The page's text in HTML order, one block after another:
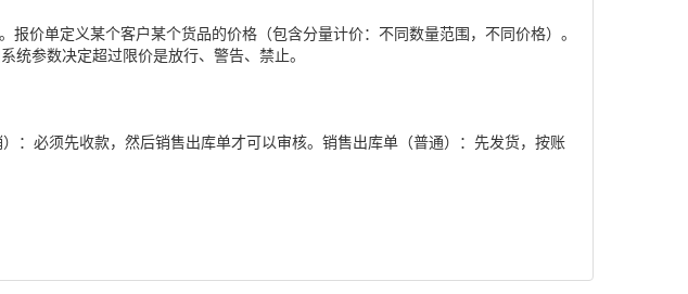
价单定义某个客户某个货品的价格（包含分量计价：不同数量范围，不同价格）。
参数决定超过限价是放行、警告、禁止。
：必须先收款，然后销售出库单才可以审核。销售出库单（普通）：先发货，按账